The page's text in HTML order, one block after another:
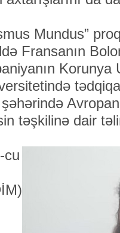
Mundus”
Fransanın
Korunya
təşkilinə dair
cu